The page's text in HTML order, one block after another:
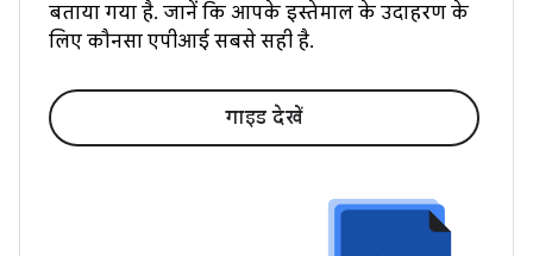
बताया गया है. जानें कि आपके इस्तेमाल के उदाहरण के
लिए कौनसा एपीआई सबसे सही है.
गाइड देखें